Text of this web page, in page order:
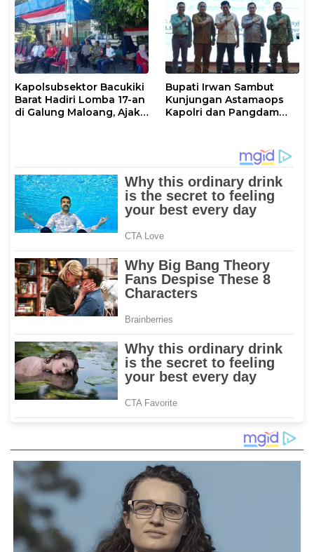
Kapolsubsektor Bacukiki
Barat Hadiri Lomba 17-an
di Galung Maloang, Ajak
Bupati Irwan Sambut
Kunjungan Astamaops
Kapolri dan Pangdam